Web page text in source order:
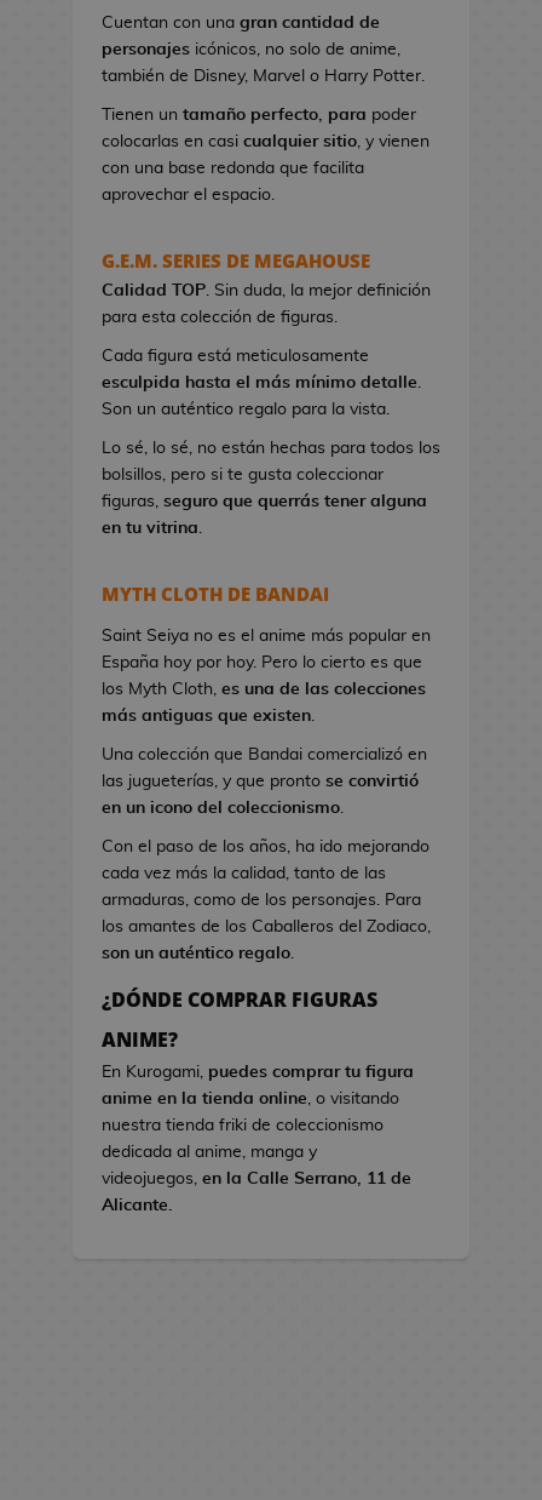
d
e
V
o
e
g
o
n
d
o
s
d
e
V
j
u
e
g
o
l
Cuentan con una gran cantidad de
personajes icónicos, no solo de anime,
también de Disney, Marvel o Harry Potter.
Tienen un tamaño perfecto, para poder
colocarlas en casi cualquier sitio, y vienen
con una base redonda que facilita
aprovechar el espacio.
G.E.M. SERIES DE MEGAHOUSE
Calidad TOP. Sin duda, la mejor definición
para esta colección de figuras.
Cada figura está meticulosamente
esculpida hasta el más mínimo detalle.
Son un auténtico regalo para la vista.
Lo sé, lo sé, no están hechas para todos los
bolsillos, pero si te gusta coleccionar
figuras, seguro que querrás tener alguna
en tu vitrina.
MYTH CLOTH DE BANDAI
Saint Seiya no es el anime más popular en
España hoy por hoy. Pero lo cierto es que
los Myth Cloth, es una de las colecciones
más antiguas que existen.
Una colección que Bandai comercializó en
las jugueterías, y que pronto se convirtió
en un icono del coleccionismo.
Con el paso de los años, ha ido mejorando
cada vez más la calidad, tanto de las
armaduras, como de los personajes. Para
los amantes de los Caballeros del Zodiaco,
son un auténtico regalo.
¿DÓNDE COMPRAR FIGURAS
ANIME?
En Kurogami, puedes comprar tu figura
anime en la tienda online, o visitando
nuestra tienda friki de coleccionismo
dedicada al anime, manga y
videojuegos, en la Calle Serrano, 11 de
Alicante.